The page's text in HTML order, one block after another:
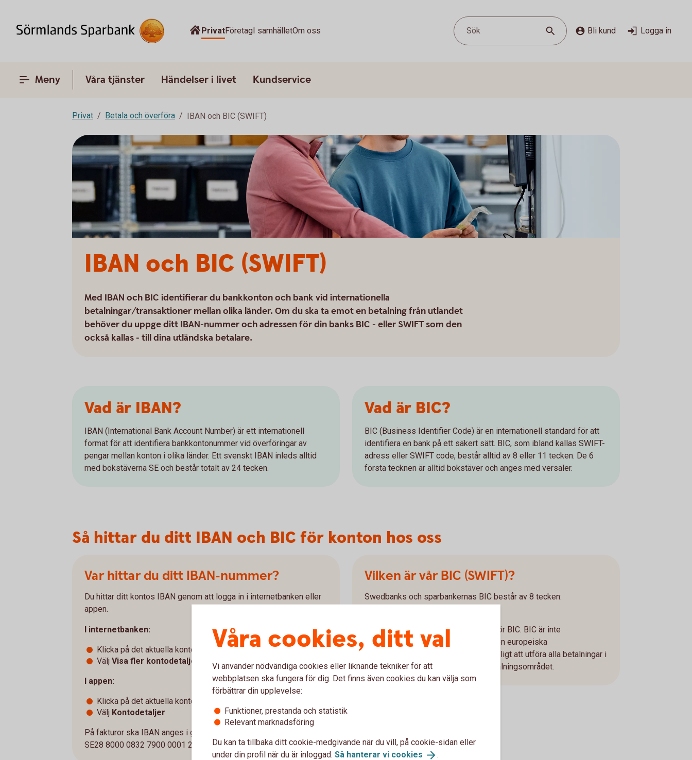
PrivatFöretagI samhälletOm oss Sök Bli kund Logga in
Meny Våra tjänster Händelser i livet Kundservice
Privat Betala och överföra IBAN och BIC (SWIFT)
IBAN och BIC (SWIFT)
Med IBAN och BIC identifierar du bankkonton och bank vid internationella
betalningar/transaktioner mellan olika länder. Om du ska ta emot en betalning från utlandet
behöver du uppge ditt IBAN-nummer och adressen för din banks BIC - eller SWIFT som den
också kallas - till dina utländska betalare.
Vad är IBAN?
IBAN (International Bank Account Number) är ett internationell
format för att identifiera bankkontonummer vid överföringar av
pengar mellan konton i olika länder. Ett svenskt IBAN inleds alltid
med bokstäverna SE och består totalt av 24 tecken.
Vad är BIC?
BIC (Business Identifier Code) är en internationell standard för att
identifiera en bank på ett säkert sätt. BIC, som ibland kallas SWIFT-
adress eller SWIFT code, består alltid av 8 eller 11 tecken. De 6
första tecknen är alltid bokstäver och anges med versaler.
Så hittar du ditt IBAN och BIC för konton hos oss
Var hittar du ditt IBAN-nummer?
Du hittar ditt kontos IBAN genom att logga in i internetbanken eller
appen.
I internetbanken:
Klicka på det aktuella kontot
Välj Visa fler kontodetaljer
I appen:
Klicka på det aktuella kontot
Välj Kontodetaljer
På fakturor ska IBAN anges i grupper om 4 siffror, till exempel
SE28 8000 0832 7900 0001 2345.
Vilken är vår BIC (SWIFT)?
Swedbanks och sparbankernas BIC består av 8 tecken:
Ibland används ordet SWIFT istället för BIC. BIC är inte
obligatoriskt för SEPA-betalningar (den europeiska
gireringsstandarden) vilka gör det möjligt att utföra alla betalningar i
euro inom det gemensamma eurobetalningsområdet.
Våra cookies, ditt val
Vi använder nödvändiga cookies eller liknande tekniker för att
webbplatsen ska fungera för dig. Det finns även cookies du kan välja som
förbättrar din upplevelse:
Funktioner, prestanda och statistik
Relevant marknadsföring
Du kan ta tillbaka ditt cookie-medgivande när du vill, på cookie-sidan eller
under din profil när du är inloggad. Så hanterar vi cookies .